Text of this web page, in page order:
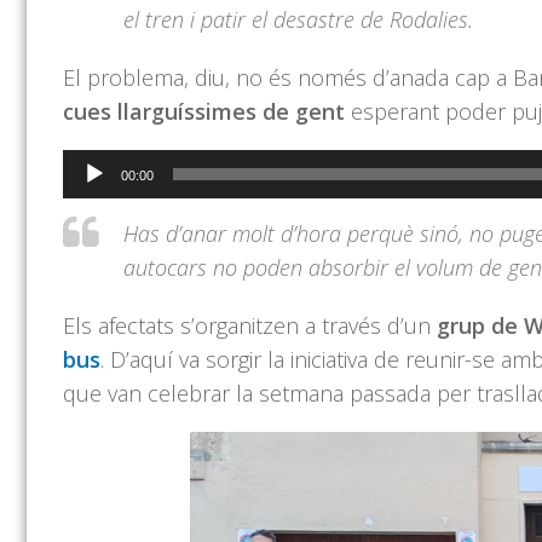
el tren i patir el desastre de Rodalies.
El problema, diu, no és només d’anada cap a
cues llarguíssimes de gent esperant poder
Reproductor
d'àudio
00:00
Has d’anar molt d’hora perquè sinó, no
autocars no poden absorbir el volum de
Els afectats s’organitzen a través d’un grup de
bus. D’aquí va sorgir la iniciativa de reunir-se
que van celebrar la setmana passada per